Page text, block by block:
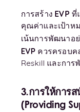
การสร้าง EVP ที่
คุณค่าและเป้าห
เน้นการพัฒนาอย่
EVP ควรครอบค
Reskill และการ
3.การให้การ
(Providing